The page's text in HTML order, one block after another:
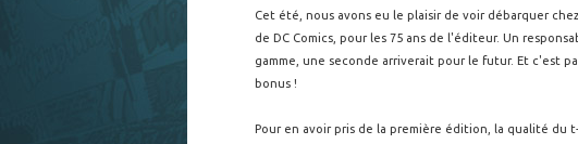
Cet été, nous avons eu le plaisir de voir débarquer
de DC Comics, pour les 75 ans de l'éditeur. Un
gamme, une seconde arriverait pour le futur. Et c'est
bonus !
Pour en avoir pris de la première édition, la qualité du